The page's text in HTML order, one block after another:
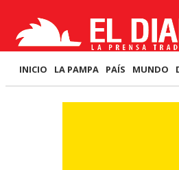
INICIO LA PAMPA PAÍS MUNDO